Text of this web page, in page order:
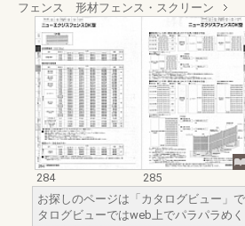
フェンス 形材フェンス・スクリーン
284
285
お探しのページは「カタログビュー」
タログビューではweb上でパラパラめ